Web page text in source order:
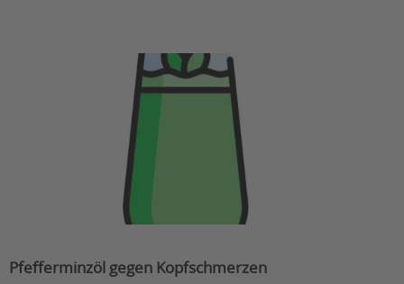
Pfefferminzöl gegen Kopfschmerzen